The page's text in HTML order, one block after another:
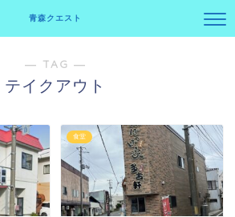
青森クエスト
― TAG ―
テイクアウト
食堂